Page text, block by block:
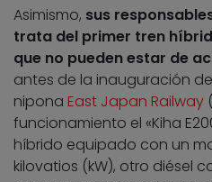
Asimismo, sus
trata del primer tren
que no pueden estar de
antes de la inauguración
nipona East Japan Railway
funcionamiento el «Kiha
híbrido equipado con un
kilovatios (kW), otro diésel